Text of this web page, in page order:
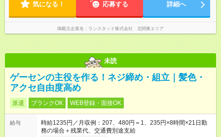
気になる！ 応募する 詳細へ
掲載元企業名 ランスタッド株式会社 北関東エリア
未読
ゲーセンの主役を作る！ネジ締め・組立｜髪色・
アクセ自由度高め
派遣 ブランクOK WEB登録・面接OK
給与
時給1235円／月収例：207、480円＝1、235円×8時間×21日勤
務の場合＋残業代、交通費別途支給